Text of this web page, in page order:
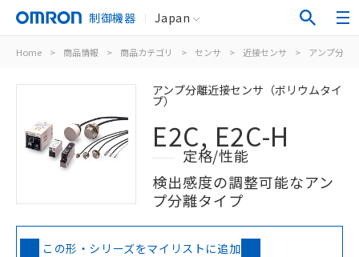
制御機器 Japan
Home > 商品情報 > 商品カテゴリ > センサ > 近接センサ > アンプ分離/
アンプ分離近接センサ（ボリウムタイ
プ）
E2C, E2C-H
定格/性能
検出感度の調整可能なアン
プ分離タイプ
この形・シリーズをマイリストに追加